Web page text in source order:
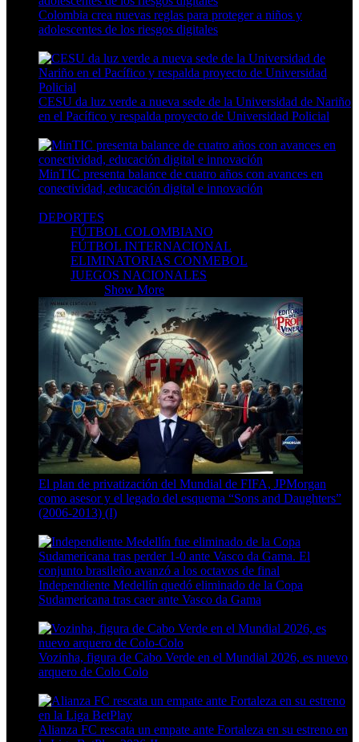
Colombia crea nuevas reglas para proteger a niños y
adolescentes de los riesgos digitales
CESU da luz verde a nueva sede de la Universidad de Nariño
en el Pacífico y respalda proyecto de Universidad Policial
MinTIC presenta balance de cuatro años con avances en
conectividad, educación digital e innovación
DEPORTES
FÚTBOL COLOMBIANO
FÚTBOL INTERNACIONAL
ELIMINATORIAS CONMEBOL
JUEGOS NACIONALES
Show More
El plan de privatización del Mundial de FIFA, JPMorgan
como asesor y el legado del esquema “Sons and Daughters”
(2006-2013) (I)
Independiente Medellín quedó eliminado de la Copa
Sudamericana tras caer ante Vasco da Gama
Vozinha, figura de Cabo Verde en el Mundial 2026, es nuevo
arquero de Colo Colo
Alianza FC rescata un empate ante Fortaleza en su estreno en